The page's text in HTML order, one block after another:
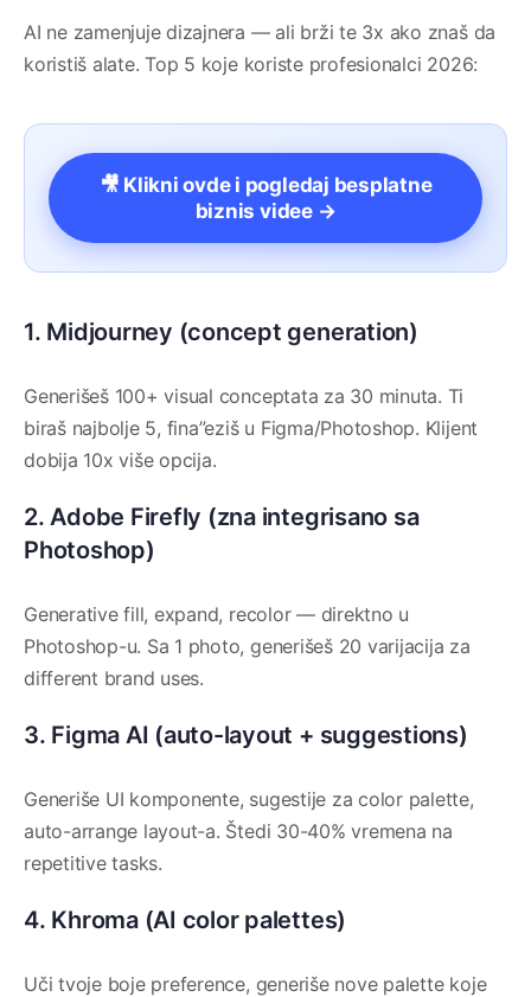
AI ne zamenjuje dizajnera — ali brži te 3x ako znaš da
koristiš alate. Top 5 koje koriste profesionalci 2026:
🎥 Klikni ovde i pogledaj besplatne
biznis videe →
1. Midjourney (concept generation)
Generišeš 100+ visual conceptata za 30 minuta. Ti
biraš najbolje 5, fina”eziš u Figma/Photoshop. Klijent
dobija 10x više opcija.
2. Adobe Firefly (zna integrisano sa
Photoshop)
Generative fill, expand, recolor — direktno u
Photoshop-u. Sa 1 photo, generišeš 20 varijacija za
different brand uses.
3. Figma AI (auto-layout + suggestions)
Generiše UI komponente, sugestije za color palette,
auto-arrange layout-a. Štedi 30-40% vremena na
repetitive tasks.
4. Khroma (AI color palettes)
Uči tvoje boje preference, generiše nove palette koje